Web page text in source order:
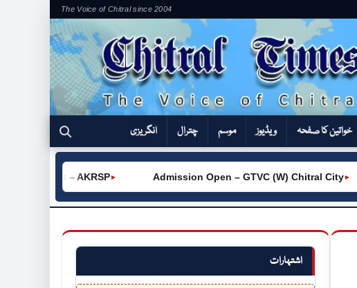
The Voice of Chitral since 2004
خواتین کا صفحہ ویڈیوز موسم چترال انگریزی
►
Khot – AKRSP ►
Admission Open – GTVC (W) Chitral City
اشتہارات